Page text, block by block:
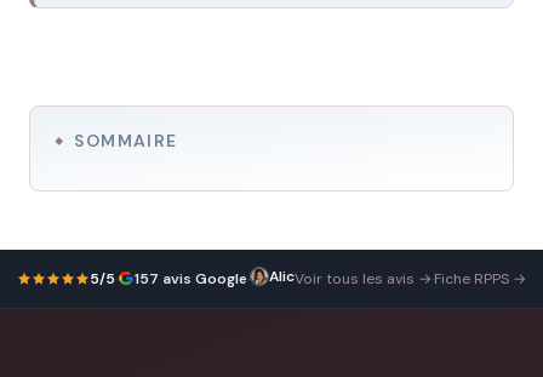
SOMMAIRE
5/5· 157 avis Google· Cel SA5 2 mars 2026
Professionnelle
Voir tous les avis →·Fiche RPPS →